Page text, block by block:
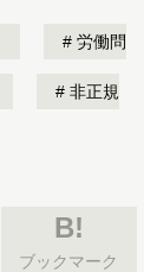
労働問
非正規
B!
ブックマーク